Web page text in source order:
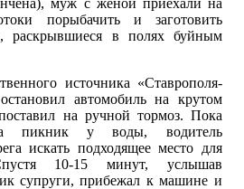
муж с женой приехали на
порыбачить и заготовить
раскрывшиеся в полях буйным
источника «Ставрополя-
автомобиль на крутом
на ручной тормоз. Пока
пикник у воды, водитель
искать подходящее место для
10-15 минут, услышав
супруги, прибежал к машине и